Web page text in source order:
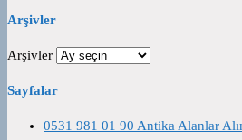
Arşivler
Arşivler
Sayfalar
0531 981 01 90 Antika Alanlar